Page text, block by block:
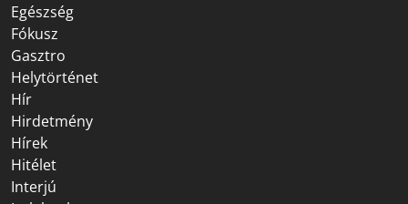
Egészség
Fókusz
Gasztro
Helytörténet
Hír
Hirdetmény
Hírek
Hitélet
Interjú